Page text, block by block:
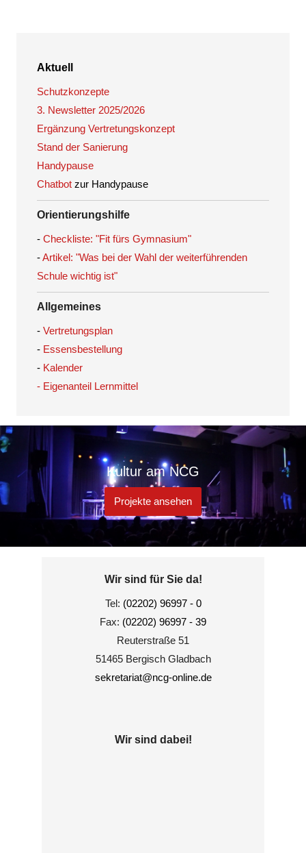
Aktuell
Schutzkonzepte
3. Newsletter 2025/2026
Ergänzung Vertretungskonzept
Stand der Sanierung
Handypause
Chatbotzur Handypause
Orientierungshilfe
- Checkliste: "Fit fürs Gymnasium"
-Artikel: "Was bei der Wahl der weiterführenden
Schule wichtig ist"
Allgemeines
- Vertretungsplan
- Essensbestellung
- Kalender
- Eigenanteil Lernmittel
Kultur am NCG
Projekte ansehen
Wir sind für Sie da!
Tel: (02202) 96997 - 0
Fax: (02202) 96997 - 39
Reuterstraße 51
51465 Bergisch Gladbach
sekretariat@ncg-online.de
Wir sind dabei!